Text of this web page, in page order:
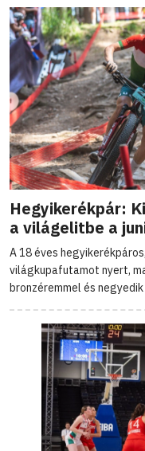
Hegyikerékpár:
a világelitbe a
A 18 éves
világkupafutamot nyert,
bronzéremmel és